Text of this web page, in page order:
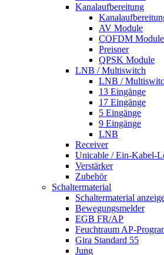
Kanalaufbereitung
AV Module
COFDM Module
Preisner
QPSK Module
LNB / Multiswitch
LNB /
13 Eingänge
17 Eingänge
5 Eingänge
9 Eingänge
LNB
Receiver
Unicable / Ein-Kabel-
Verstärker
Zubehör
Schaltermaterial
Schaltermaterial
Bewegungsmelder
EGB FR/AP
Feuchtraum AP-
Gira Standard 55
Jung